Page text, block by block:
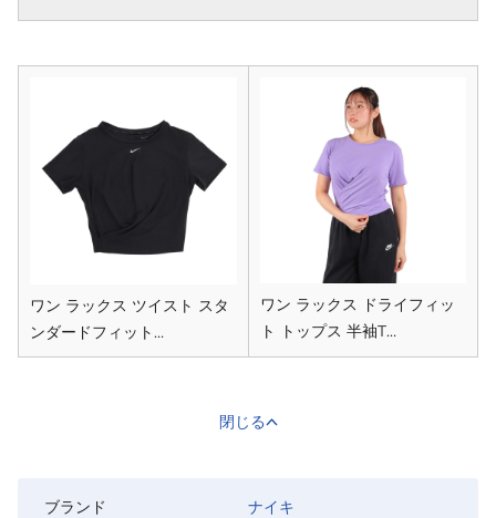
ワン ラックス ツイスト スタ
ンダードフィット…
ワン ラックス ドライフィッ
ト トップス 半袖T…
閉じる
ブランド
ナイキ